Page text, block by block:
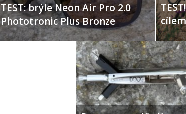
TEST: brýle Neon Air Pro 2.0
Phototronic Plus Bronze